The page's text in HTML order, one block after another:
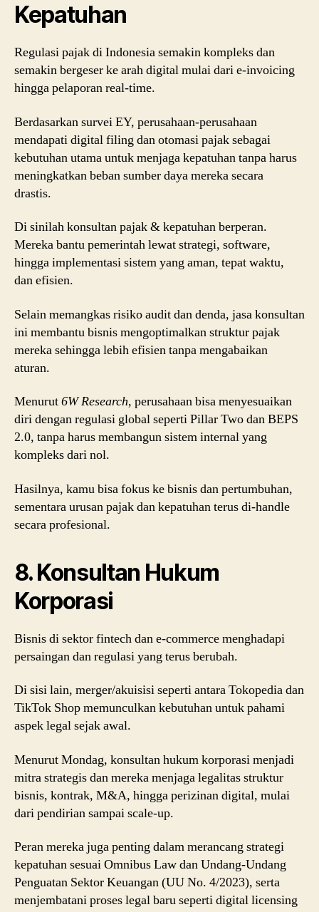
Kepatuhan
Regulasi pajak di Indonesia semakin kompleks dan
semakin bergeser ke arah digital mulai dari e-invoicing
hingga pelaporan real-time.
Berdasarkan survei EY, perusahaan-perusahaan
mendapati digital filing dan otomasi pajak sebagai
kebutuhan utama untuk menjaga kepatuhan tanpa harus
meningkatkan beban sumber daya mereka secara
drastis.
Di sinilah konsultan pajak & kepatuhan berperan.
Mereka bantu pemerintah lewat strategi, software,
hingga implementasi sistem yang aman, tepat waktu,
dan efisien.
Selain memangkas risiko audit dan denda, jasa konsultan
ini membantu bisnis mengoptimalkan struktur pajak
mereka sehingga lebih efisien tanpa mengabaikan
aturan.
Menurut6W Research, perusahaan bisa menyesuaikan
diri dengan regulasi global seperti Pillar Two dan BEPS
2.0, tanpa harus membangun sistem internal yang
kompleks dari nol.
Hasilnya, kamu bisa fokus ke bisnis dan pertumbuhan,
sementara urusan pajak dan kepatuhan terus di-handle
secara profesional.
8. Konsultan Hukum
Korporasi
Bisnis di sektor fintech dan e-commerce menghadapi
persaingan dan regulasi yang terus berubah.
Di sisi lain, merger/akuisisi seperti antara Tokopedia dan
TikTok Shop memunculkan kebutuhan untuk pahami
aspek legal sejak awal.
MenurutMondag, konsultan hukum korporasi menjadi
mitra strategis dan mereka menjaga legalitas struktur
bisnis, kontrak, M&A, hingga perizinan digital, mulai
dari pendirian sampai scale-up.
Peran mereka juga penting dalam merancang strategi
kepatuhan sesuai Omnibus Law dan Undang-Undang
Penguatan Sektor Keuangan (UU No. 4/2023), serta
menjembatani proses legal baru seperti digital licensing